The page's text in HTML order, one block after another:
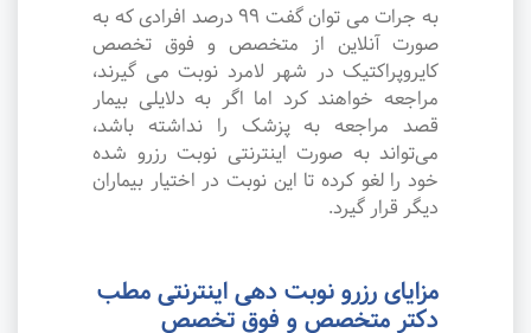
به جرات می‌ توان گفت ۹۹ درصد افرادی که به
صورت آنلاین از متخصص و فوق تخصص
کایروپراکتیک در شهر لامرد نوبت می گیرند،
مراجعه خواهند کرد اما اگر به دلایلی بیمار
قصد مراجعه به پزشک را نداشته باشد،
می‌تواند به صورت اینترنتی نوبت رزرو شده
خود را لغو کرده تا این نوبت در اختیار بیماران
دیگر قرار گیرد.
مزایای رزرو نوبت دهی اینترنتی مطب
دکتر متخصص و فوق تخصص